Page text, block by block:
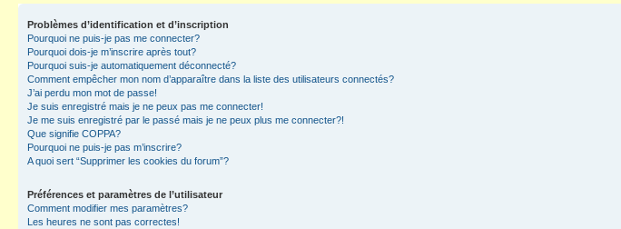
Problèmes d’identification et d’inscription
Pourquoi ne puis-je pas me connecter?
Pourquoi dois-je m’inscrire après tout?
Pourquoi suis-je automatiquement déconnecté?
Comment empêcher mon nom d’apparaître dans la liste des utilisateurs connectés?
J’ai perdu mon mot de passe!
Je suis enregistré mais je ne peux pas me connecter!
Je me suis enregistré par le passé mais je ne peux plus me connecter?!
Que signifie COPPA?
Pourquoi ne puis-je pas m’inscrire?
A quoi sert “Supprimer les cookies du forum”?
Préférences et paramètres de l’utilisateur
Comment modifier mes paramètres?
Les heures ne sont pas correctes!